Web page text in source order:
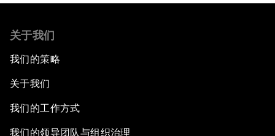
关于我们
我们的策略
关于我们
我们的工作方式
我们的领导团队与组织治理